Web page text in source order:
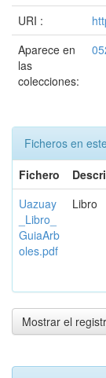
URI :
Aparece en
las
colecciones:
Ficheros en
Fichero
Uazuay
_Libro_
GuiaArb
oles.pdf
Libro
Mostrar el